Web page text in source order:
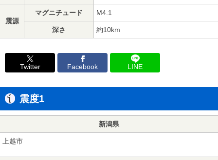
震源
マグニチュード M4.1
深さ 約10km
Twitter Facebook LINE
震度1
新潟県
上越市